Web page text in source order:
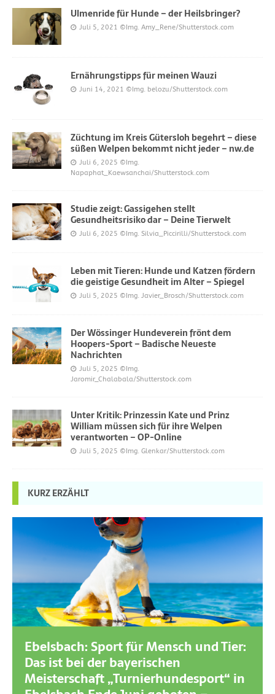
Ulmenride für Hunde – der Heilsbringer?
Juli 5, 2021 ©Img. Amy_Rene/Shutterstock.com
Ernährungstipps für meinen Wauzi
Juni 14, 2021 ©Img. belozu/Shutterstock.com
Züchtung im Kreis Gütersloh begehrt – diese
süßen Welpen bekommt nicht jeder – nw.de
Juli 6, 2025 ©Img.
Napaphat_Kaewsanchai/Shutterstock.com
Studie zeigt: Gassigehen stellt
Gesundheitsrisiko dar – Deine Tierwelt
Juli 6, 2025 ©Img. Silvia_Piccirilli/Shutterstock.com
Leben mit Tieren: Hunde und Katzen fördern
die geistige Gesundheit im Alter – Spiegel
Juli 5, 2025 ©Img. Javier_Brosch/Shutterstock.com
Der Wössinger Hundeverein frönt dem
Hoopers-Sport – Badische Neueste
Nachrichten
Juli 5, 2025 ©Img.
Jaromir_Chalabala/Shutterstock.com
Unter Kritik: Prinzessin Kate und Prinz
William müssen sich für ihre Welpen
verantworten – OP-Online
Juli 5, 2025 ©Img. Glenkar/Shutterstock.com
KURZ ERZÄHLT
Ebelsbach: Sport für Mensch und Tier:
Das ist bei der bayerischen
Meisterschaft „Turnierhundesport“ in